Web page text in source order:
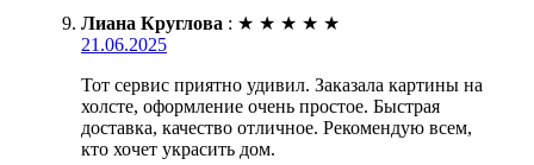
Лиана Круглова : ★ ★ ★ ★ ★
21.06.2025
Тот сервис приятно удивил. Заказала картины на
холсте, оформление очень простое. Быстрая
доставка, качество отличное. Рекомендую всем,
кто хочет украсить дом.